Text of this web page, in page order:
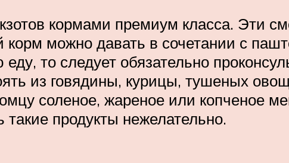
кормами премиум класса. Эти
можно давать в сочетании с
то следует обязательно
из говядины, курицы, тушеных
соленое, жареное или копченое
продукты нежелательно.